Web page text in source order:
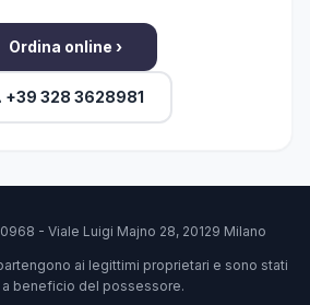
Ordina online ›
+39 328 3628981
- Viale Luigi Majno 28, 20129 Milano
ai legittimi proprietari e sono stati
a beneficio del possessore.